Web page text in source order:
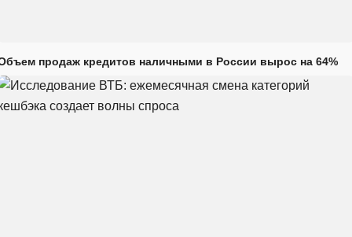
продаж кредитов наличными в России вырос на 64%